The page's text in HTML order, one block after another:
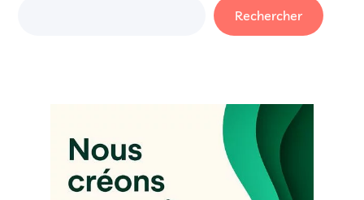
Rechercher